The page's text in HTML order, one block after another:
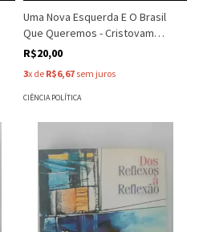
Uma Nova Esquerda E O Brasil
Que Queremos - Cristovam
Buarque
R$20,00
3x de R$6,67 sem juros
CIÊNCIA POLÍTICA